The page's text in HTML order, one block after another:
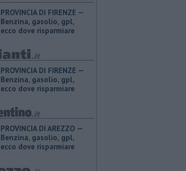
PROVINCIA DI FIRENZE — ​
Benzina, gasolio, gpl,
ecco dove risparmiare
PROVINCIA DI FIRENZE — ​
Benzina, gasolio, gpl,
ecco dove risparmiare
PROVINCIA DI AREZZO — ​
Benzina, gasolio, gpl,
ecco dove risparmiare